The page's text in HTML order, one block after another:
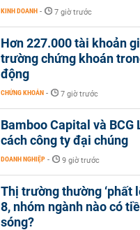
KINH DOANH - 7 giờ trước
Hơn 227.000 tài khoản
trường chứng khoán
động
CHỨNG KHOÁN - 7 giờ trước
Bamboo Capital và BCG
cách công ty đại chúng
DOANH NGHIỆP - 9 giờ trước
Thị trường thường ‘phất
8, nhóm ngành nào có
sóng?